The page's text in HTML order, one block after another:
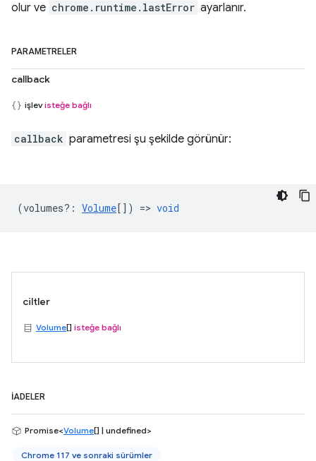
olur ve chrome.runtime.lastError ayarlanır.
PARAMETRELER
callback
işlevisteğe bağlı
callback parametresi şu şekilde görünür:
(volumes? : Volume[]) => void
ciltler
Volume[] isteğe bağlı
İADELER
Promise<Volume[] | undefined>
Chrome 117 ve sonraki sürümler